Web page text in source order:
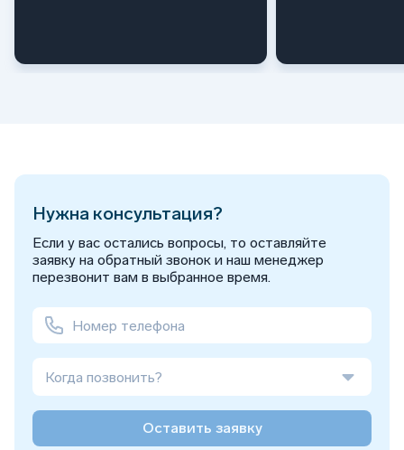
Нужна консультация?
Если у вас остались вопросы, то оставляйте
заявку на обратный звонок и наш менеджер
перезвонит вам в выбранное время.
Когда позвонить?
Оставить заявку